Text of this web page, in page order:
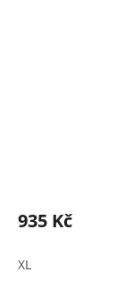
935 Kč
XL